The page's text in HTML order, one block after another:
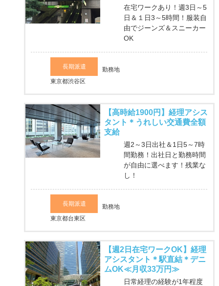
在宅ワークあり！週3日～5
日＆１日3～5時間！服装自
由でジーンズ＆スニーカー
OK
長期派遣
勤務地
東京都渋谷区
【高時給1900円】経理アシス
タント＊うれしい交通費全額
支給
週2～3日出社＆1日5～7時
間勤務！出社日と勤務時間
が自由に選べます！残業な
し！
長期派遣
勤務地
東京都台東区
【週2日在宅ワークOK】経理
アシスタント＊駅直結＊デニ
ムOK≪月収33万円≫
日常経理の経験が1年程度